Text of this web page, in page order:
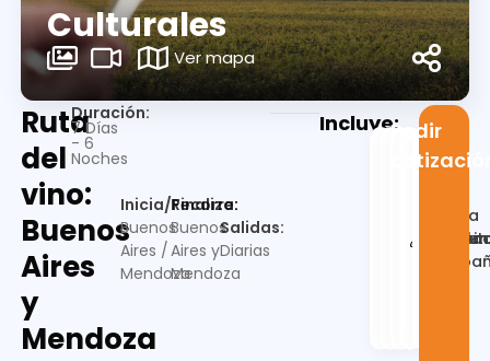
Culturales
Ver mapa
Ruta
del
vino:
Buenos
Aires
y
Mendoza
Duración:
7 Días
- 6
Noches
Inicia/Finaliza:
Buenos
Aires /
Mendoza
Recorre:
Buenos
Aires y
Mendoza
Salidas:
Diarias
Incluye:
Guia
Pedir